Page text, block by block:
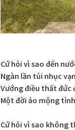
Cứ hỏi vì sao đến
Ngàn lần tủi nhục
Vướng điều thất đức
Một đời ảo mộng
Cứ hỏi vì sao không